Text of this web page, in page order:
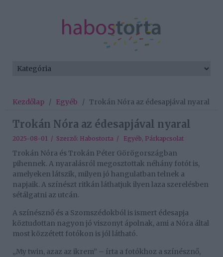
Kezdőlap / Egyéb / Trokán Nóra az édesapjával nyaral
Trokán Nóra az édesapjával nyaral
2025-08-01 / Szerző: Habostorta / Egyéb, Párkapcsolat
Trokán Nóra és Trokán Péter Görögországban
pihennek. A nyaralásról megosztottak néhány fotót is,
amelyeken látszik, milyen jó hangulatban telnek a
napjaik. A színészt ritkán láthatjuk ilyen laza szerelésben
sétálgatni az utcán.
A színésznő és a Szomszédokból is ismert édesapja
köztudottan nagyon jó viszonyt ápolnak, ami a Nóra által
most közzétett fotókon is jól látható.
„My twin, azaz az ikrem” – írta a fotókhoz a színésznő,